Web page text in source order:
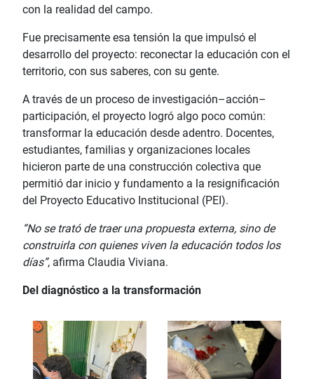
con la realidad del campo.
Fue precisamente esa tensión la que impulsó el
desarrollo del proyecto: reconectar la educación con el
territorio, con sus saberes, con su gente.
A través de un proceso de investigación–acción–
participación, el proyecto logró algo poco común:
transformar la educación desde adentro. Docentes,
estudiantes, familias y organizaciones locales
hicieron parte de una construcción colectiva que
permitió dar inicio y fundamento a la resignificación
del Proyecto Educativo Institucional (PEI).
“No se trató de traer una propuesta externa, sino de
construirla con quienes viven la educación todos los
días”, afirma Claudia Viviana.
Del diagnóstico a la transformación